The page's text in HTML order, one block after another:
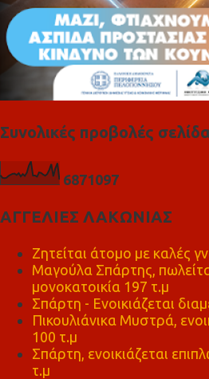
Συνολικές προβολές
6871097
ΑΓΓΕΛΙΕΣ ΛΑΚΩΝΙΑΣ
Ζητείται άτομο με καλές
Μαγούλα Σπάρτης,
μονοκατοικία 197 τ.μ
Σπάρτη - Ενοικιάζεται
Πικουλιάνικα Μυστρά,
100 τ.μ
Σπάρτη, ενοικιάζεται
τ.μ